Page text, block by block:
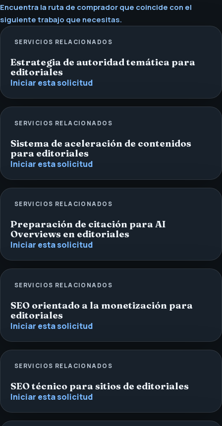
Encuentra la ruta de comprador que coincide con el
siguiente trabajo que necesitas.
SERVICIOS RELACIONADOS
Estrategia de autoridad temática para
editoriales
Iniciar esta solicitud
SERVICIOS RELACIONADOS
Sistema de aceleración de contenidos
para editoriales
Iniciar esta solicitud
SERVICIOS RELACIONADOS
Preparación de citación para AI
Overviews en editoriales
Iniciar esta solicitud
SERVICIOS RELACIONADOS
SEO orientado a la monetización para
editoriales
Iniciar esta solicitud
SERVICIOS RELACIONADOS
SEO técnico para sitios de editoriales
Iniciar esta solicitud